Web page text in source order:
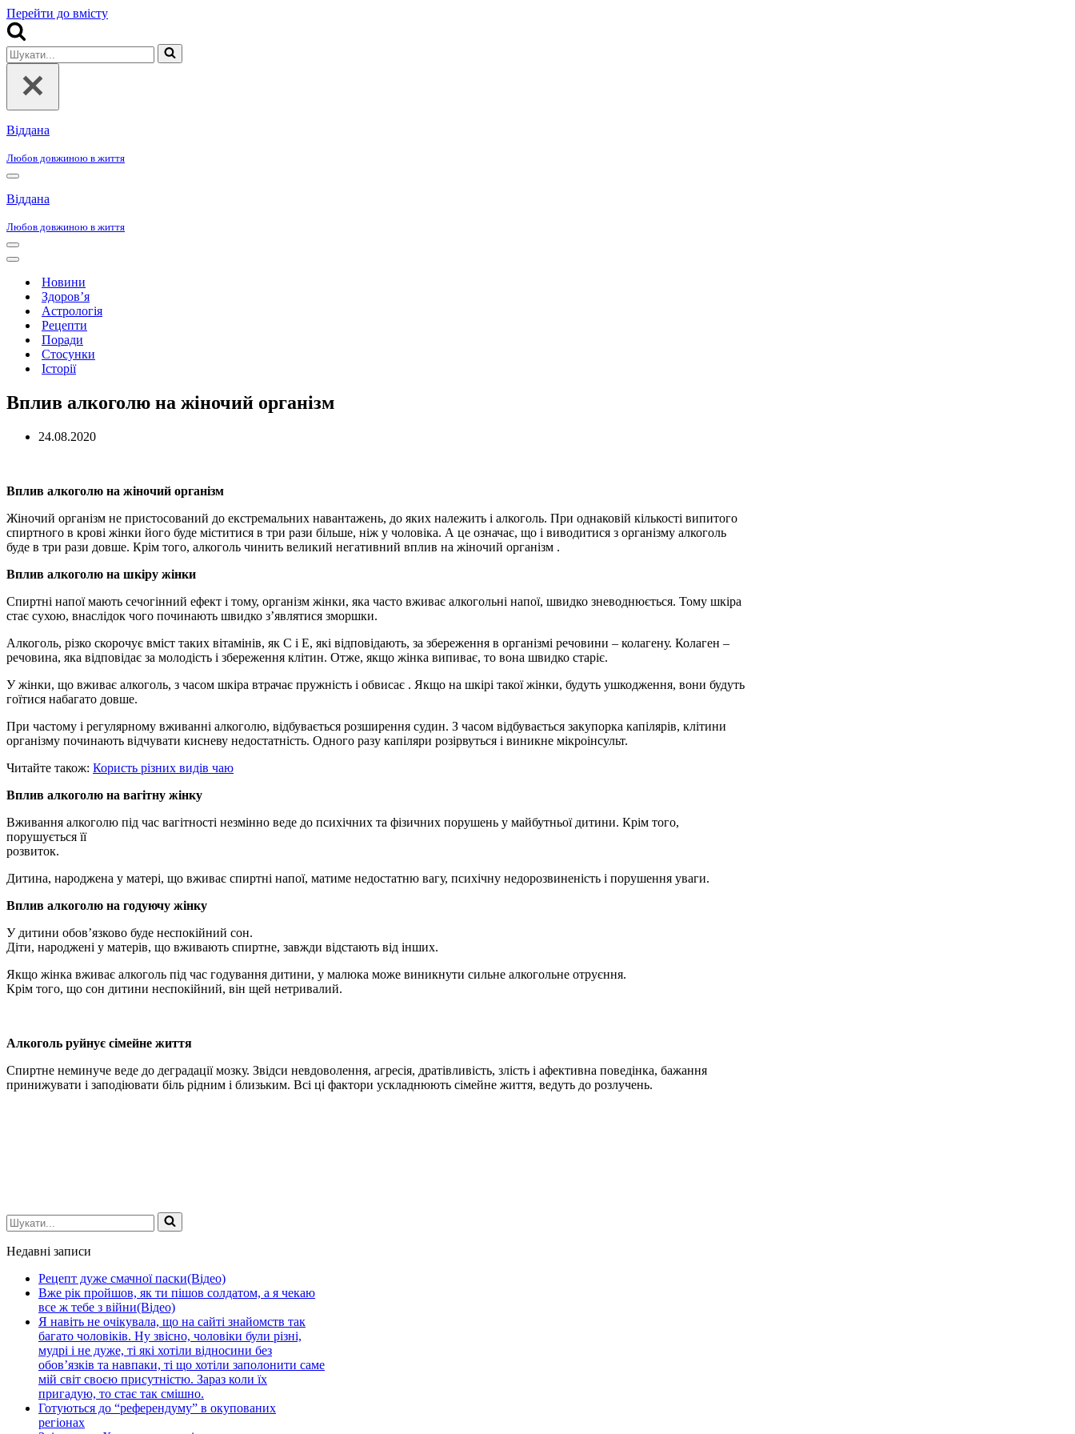
Перейти до вмісту
Шукати...
Віддана
Любов довжиною в життя
Меню
навігації
Віддана
Любов довжиною в життя
Меню
навігації
Меню
навігаціїНовини
Здоров’я
Астрологія
Рецепти
Поради
Стосунки
Історії
Вплив алкоголю на жіночий організм
24.08.2020
Вплив алкоголю на жіночий організм
Жіночий організм не пристосований до екстремальних навантажень, до яких належить і алкоголь. При однаковій кількості випитого
спиртного в крові жінки його буде міститися в три рази більше, ніж у чоловіка. А це означає, що і виводитися з організму алкоголь
буде в три рази довше. Крім того, алкоголь чинить великий негативний вплив на жіночий організм .
Вплив алкоголю на шкіру жінки
Спиртні напої мають сечогінний ефект і тому, організм жінки, яка часто вживає алкогольні напої, швидко зневоднюється. Тому шкіра
стає сухою, внаслідок чого починають швидко з’являтися зморшки.
Алкоголь, різко скорочує вміст таких вітамінів, як С і Е, які відповідають, за збереження в організмі речовини – колагену. Колаген –
речовина, яка відповідає за молодість і збереження клітин. Отже, якщо жінка випиває, то вона швидко старіє.
У жінки, що вживає алкоголь, з часом шкіра втрачає пружність і обвисає . Якщо на шкірі такої жінки, будуть ушкодження, вони будуть
гоїтися набагато довше.
При частому і регулярному вживанні алкоголю, відбувається розширення судин. З часом відбувається закупорка капілярів, клітини
організму починають відчувати кисневу недостатність. Одного разу капіляри розірвуться і виникне мікроінсульт.
Читайте також: Користь різних видів чаю
Вплив алкоголю на вагітну жінку
Вживання алкоголю під час вагітності незмінно веде до психічних та фізичних порушень у майбутньої дитини. Крім того,
порушується її
розвиток.
Дитина, народжена у матері, що вживає спиртні напої, матиме недостатню вагу, психічну недорозвиненість і порушення уваги.
Вплив алкоголю на годуючу жінку
У дитини обов’язково буде неспокійний сон.
Діти, народжені у матерів, що вживають спиртне, завжди відстають від інших.
Якщо жінка вживає алкоголь під час годування дитини, у малюка може виникнути сильне алкогольне отруєння.
Крім того, що сон дитини неспокійний, він щей нетривалий.
Алкоголь руйнує сімейне життя
Спиртне неминуче веде до деградації мозку. Звідси невдоволення, агресія, дратівливість, злість і афективна поведінка, бажання
принижувати і заподіювати біль рідним і близьким. Всі ці фактори ускладнюють сімейне життя, ведуть до розлучень.
Шукати...
Недавні записи
Рецепт дуже смачної паски(Відео)
Вже рік пройшов, як ти пішов солдатом, а я чекаю
все ж тебе з війни(Відео)
Я навіть не очікувала, що на сайті знайомств так
багато чоловіків. Ну звісно, чоловіки були різні,
мудрі і не дуже, ті які хотіли відносини без
обов’язків та навпаки, ті що хотіли заполонити саме
мій світ своєю присутністю. Зараз коли їх
пригадую, то стає так смішно.
Готуються до “референдуму” в окупованих
регіонах